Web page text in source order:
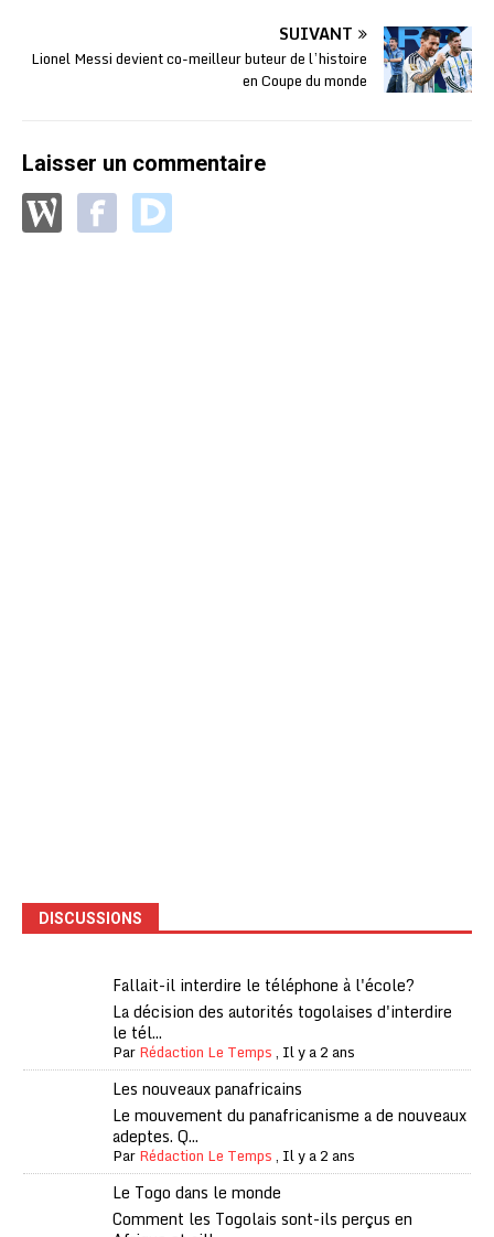
SUIVANT
Lionel Messi devient co-meilleur buteur de l’histoire
en Coupe du monde
Laisser un commentaire
DISCUSSIONS
Fallait-il interdire le téléphone à l'école?
La décision des autorités togolaises d'interdire
le tél...
ParRédaction Le Temps, Il y a 2 ans
Les nouveaux panafricains
Le mouvement du panafricanisme a de nouveaux
adeptes. Q...
ParRédaction Le Temps, Il y a 2 ans
Le Togo dans le monde
Comment les Togolais sont-ils perçus en